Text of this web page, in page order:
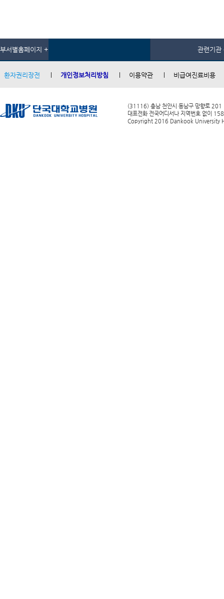
부서별홈페이지 + 관련기관
환자권리장전 개인정보처리방침 이용약관 비급여진료비용
(31116) 충남 천안시 동남구 망향로 201
대표전화 전국어디서나 지역번호 없이
Copyright 2016 Dankook University